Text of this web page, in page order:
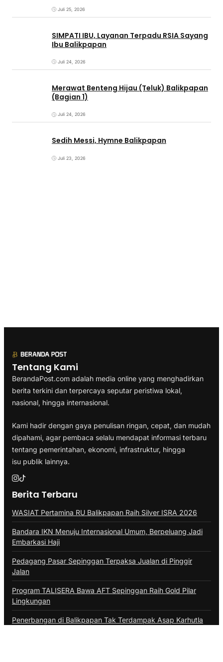
Juli 25, 2026
SIMPATI IBU, Layanan Terpadu RSIA Sayang
Ibu Balikpapan
Juli 24, 2026
Merawat Benteng Hijau (Teluk) Balikpapan
(Bagian 1)
Juli 24, 2026
Sedih Messi, Hymne Balikpapan
Juli 23, 2026
Tentang Kami
BerandaPost.com adalah media online yang menghadirkan
berita terkini dan terpercaya seputar peristiwa lokal,
nasional, hingga internasional.
Kami hadir dengan gaya penulisan ringan, cepat, dan mudah
dipahami, agar pembaca selalu mendapat informasi terbaru
tentang pemerintahan, ekonomi, infrastruktur, hingga
isu publik lainnya.
Berita Terbaru
WASIAT Pertamina RU Balikpapan Raih Silver ISRA 2026
Bandara IKN Menuju Internasional Umum, Berpeluang Jadi
Embarkasi Haji
Pedagang Pasar Sepinggan Terpaksa Jualan di Pinggir
Jalan
Program TALISERA Bawa AFT Sepinggan Raih Gold Pilar
Lingkungan
Penerbangan di Balikpapan Tak Terdampak Asap Karhutla